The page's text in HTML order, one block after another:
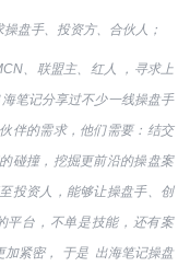
盘手、投资方、合伙人；
、联盟主、红人 ，寻求上
笔记分享过不少一线操盘手
伴的需求，他们需要：结交
碰撞，挖掘更前沿的操盘案
投资人，能够让操盘手、创
平台，不单是技能，还有案
加紧密， 于是 出海笔记操盘